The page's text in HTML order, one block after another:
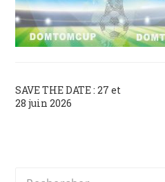
Navigation
SAVE THE DATE : 27 et
28 juin 2026